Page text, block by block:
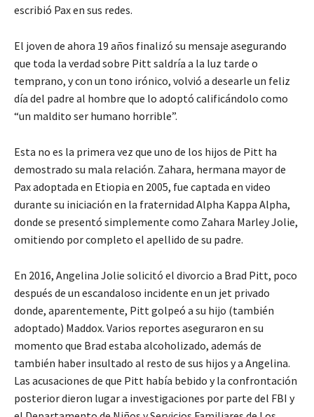
escribió Pax en sus redes.
El joven de ahora 19 años finalizó su mensaje asegurando
que toda la verdad sobre Pitt saldría a la luz tarde o
temprano, y con un tono irónico, volvió a desearle un feliz
día del padre al hombre que lo adoptó calificándolo como
“un maldito ser humano horrible”.
Esta no es la primera vez que uno de los hijos de Pitt ha
demostrado su mala relación. Zahara, hermana mayor de
Pax adoptada en Etiopia en 2005, fue captada en video
durante su iniciación en la fraternidad Alpha Kappa Alpha,
donde se presentó simplemente como Zahara Marley Jolie,
omitiendo por completo el apellido de su padre.
En 2016, Angelina Jolie solicitó el divorcio a Brad Pitt, poco
después de un escandaloso incidente en un jet privado
donde, aparentemente, Pitt golpeó a su hijo (también
adoptado) Maddox. Varios reportes aseguraron en su
momento que Brad estaba alcoholizado, además de
también haber insultado al resto de sus hijos y a Angelina.
Las acusaciones de que Pitt había bebido y la confrontación
posterior dieron lugar a investigaciones por parte del FBI y